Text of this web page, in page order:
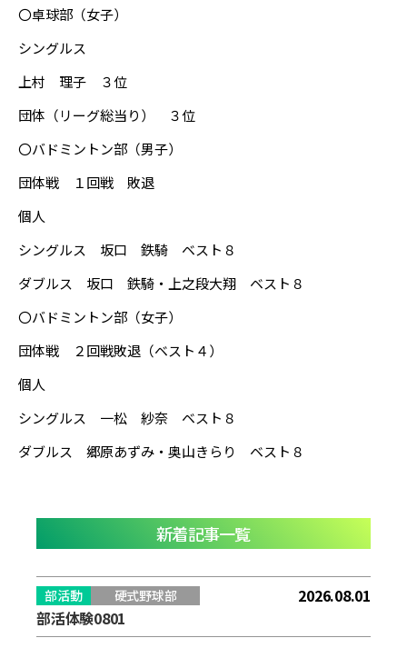
〇卓球部（女子）
シングルス
上村 理子 ３位
団体（リーグ総当り） ３位
〇バドミントン部（男子）
団体戦 １回戦 敗退
個人
シングルス 坂口 鉄騎 ベスト８
ダブルス 坂口 鉄騎・上之段大翔 ベスト８
〇バドミントン部（女子）
団体戦 ２回戦敗退（ベスト４）
個人
シングルス 一松 紗奈 ベスト８
ダブルス 郷原あずみ・奥山きらり ベスト８
新着記事一覧
部活動 硬式野球部
2026.08.01
部活体験0801